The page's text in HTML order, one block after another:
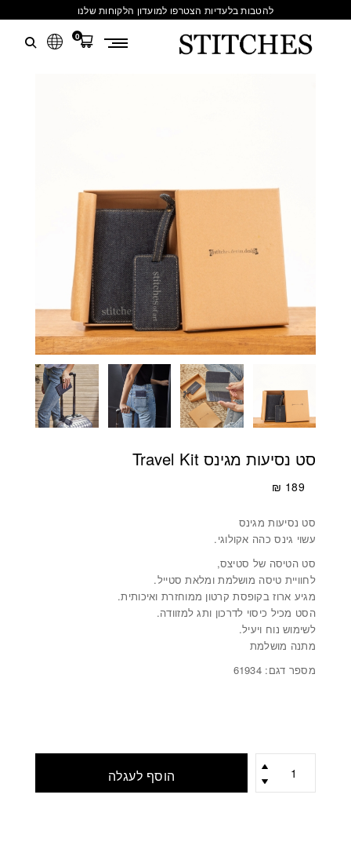
להטבות בלעדיות הצטרפו למועדון הלקוחות שלנו
0
סט נסיעות מגינס Travel Kit
₪ 189
סט נסיעות מגינס
עשוי גינס כהה אקולוגי.
סט הטיסה של סטיצס,
לחוויית טיסה מושלמת ומלאת סטייל.
מגיע ארוז בקופסת קרטון ממוחזרת ואיכותית.
הסט מכיל כיסוי לדרכון ותג למזוודה.
לשימוש נוח ויעיל.
מתנה מושלמת
מספר דגם: 61934
הוסף לעגלה